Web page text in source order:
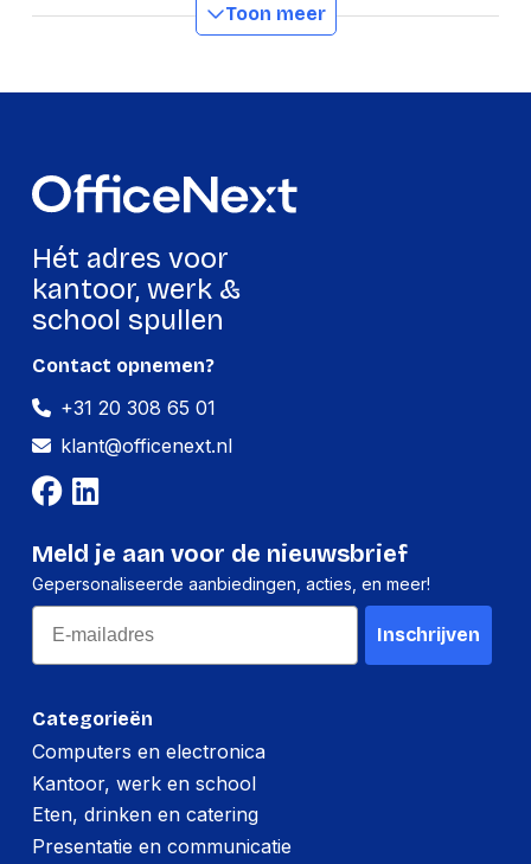
Productformaat
Gewicht
162 g
Verpakking
Per stuk
Hoeveelheid:
Breedte:
Hoogte:
Lengte:
Gewicht:
162 gram
Hoeveelheid:
5 stuks
Hoogte:
66 millimeter
Lengte:
188 millimeter
Gewicht:
882 gram
Toon meer
Hét adres voor
kantoor, werk &
school spullen
Categorieën
Computers en electronica
Kantoor, werk en school
Eten, drinken en catering
Presentatie en communicatie
Contact opnemen?
+31 20 308 65 01
klant@officenext.nl
Meld je aan voor de nieuwsbrief
Gepersonaliseerde aanbiedingen, acties, en meer!
Email
Inschrijven